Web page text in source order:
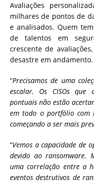
Avaliações
milhares de pontos de
​​e analisados. Quem
de talentos em
crescente de
desastre em andamento.
“Precisamos de uma
escalar. Os CISOs que
pontuais não estão
em todo o portfólio com
começando a ser mais
“Vemos a capacidade de
devido ao ransomware.
uma correlação entre a
eventos destrutivos de